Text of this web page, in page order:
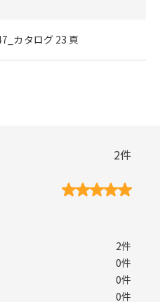
カタログ 23 頁
2件
2件
0件
0件
0件